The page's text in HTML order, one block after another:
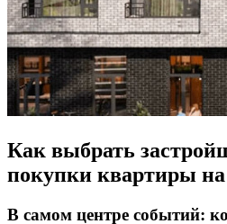
Как выбрать
покупки квартиры на
В самом центре событий: